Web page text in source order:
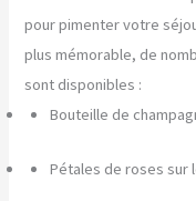
pour pimenter votre
plus mémorable, de
sont disponibles :
Bouteille de
Pétales de roses sur